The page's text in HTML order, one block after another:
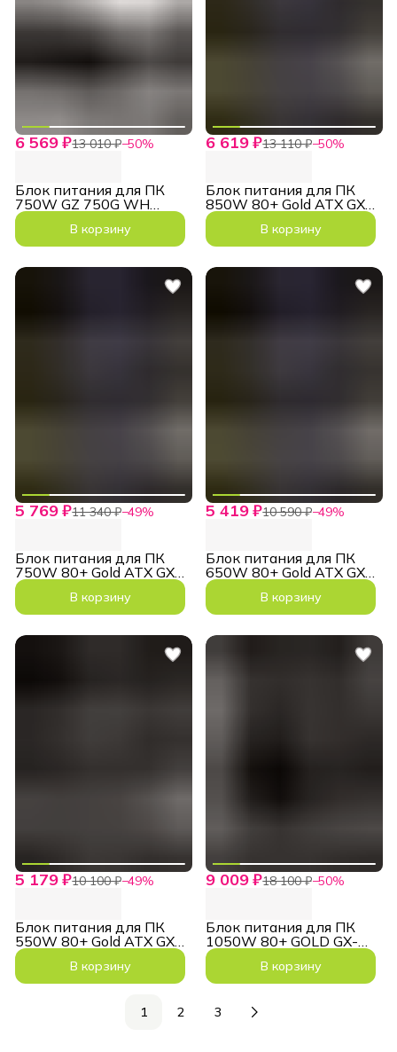
6 569 ₽13 010 ₽−50%
Блок питания для ПК
750W GZ 750G WH
ATX3.1 PCIe5.1 Белый
В корзину
6 619 ₽13 110 ₽−50%
Блок питания для ПК
850W 80+ Gold ATX GX
850GF Черный
В корзину
5 769 ₽11 340 ₽−49%
Блок питания для ПК
750W 80+ Gold ATX GX
750GF Черный
В корзину
5 419 ₽10 590 ₽−49%
Блок питания для ПК
650W 80+ Gold ATX GX
650GF Черный
В корзину
5 179 ₽10 100 ₽−49%
Блок питания для ПК
550W 80+ Gold ATX GX
550GF Черный
В корзину
9 009 ₽18 100 ₽−50%
Блок питания для ПК
1050W 80+ GOLD GX-
1050G PRO ATX3.1
В корзину
1 2 3